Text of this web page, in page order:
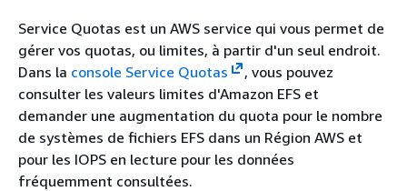
Service Quotas est un AWS service qui vous permet de
gérer vos quotas, ou limites, à partir d'un seul endroit.
Dans la console Service Quotas
, vous pouvez
consulter les valeurs limites d'Amazon EFS et
demander une augmentation du quota pour le nombre
de systèmes de fichiers EFS dans un Région AWS et
pour les IOPS en lecture pour les données
fréquemment consultées.